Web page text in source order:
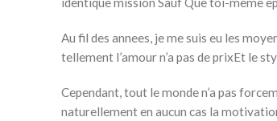
Au fil des annees, je me suis eu les
tellement l’amour n’a pas de prixEt le
Cependant, tout le monde n’a pas
naturellement en aucun cas la